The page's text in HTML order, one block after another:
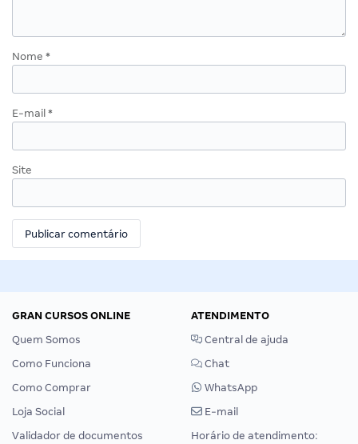
Nome *
E-mail *
Site
GRAN CURSOS ONLINE
Quem Somos
Como Funciona
Como Comprar
Loja Social
Validador de documentos
ATENDIMENTO
Central de ajuda
Chat
WhatsApp
E-mail
Horário de atendimento: